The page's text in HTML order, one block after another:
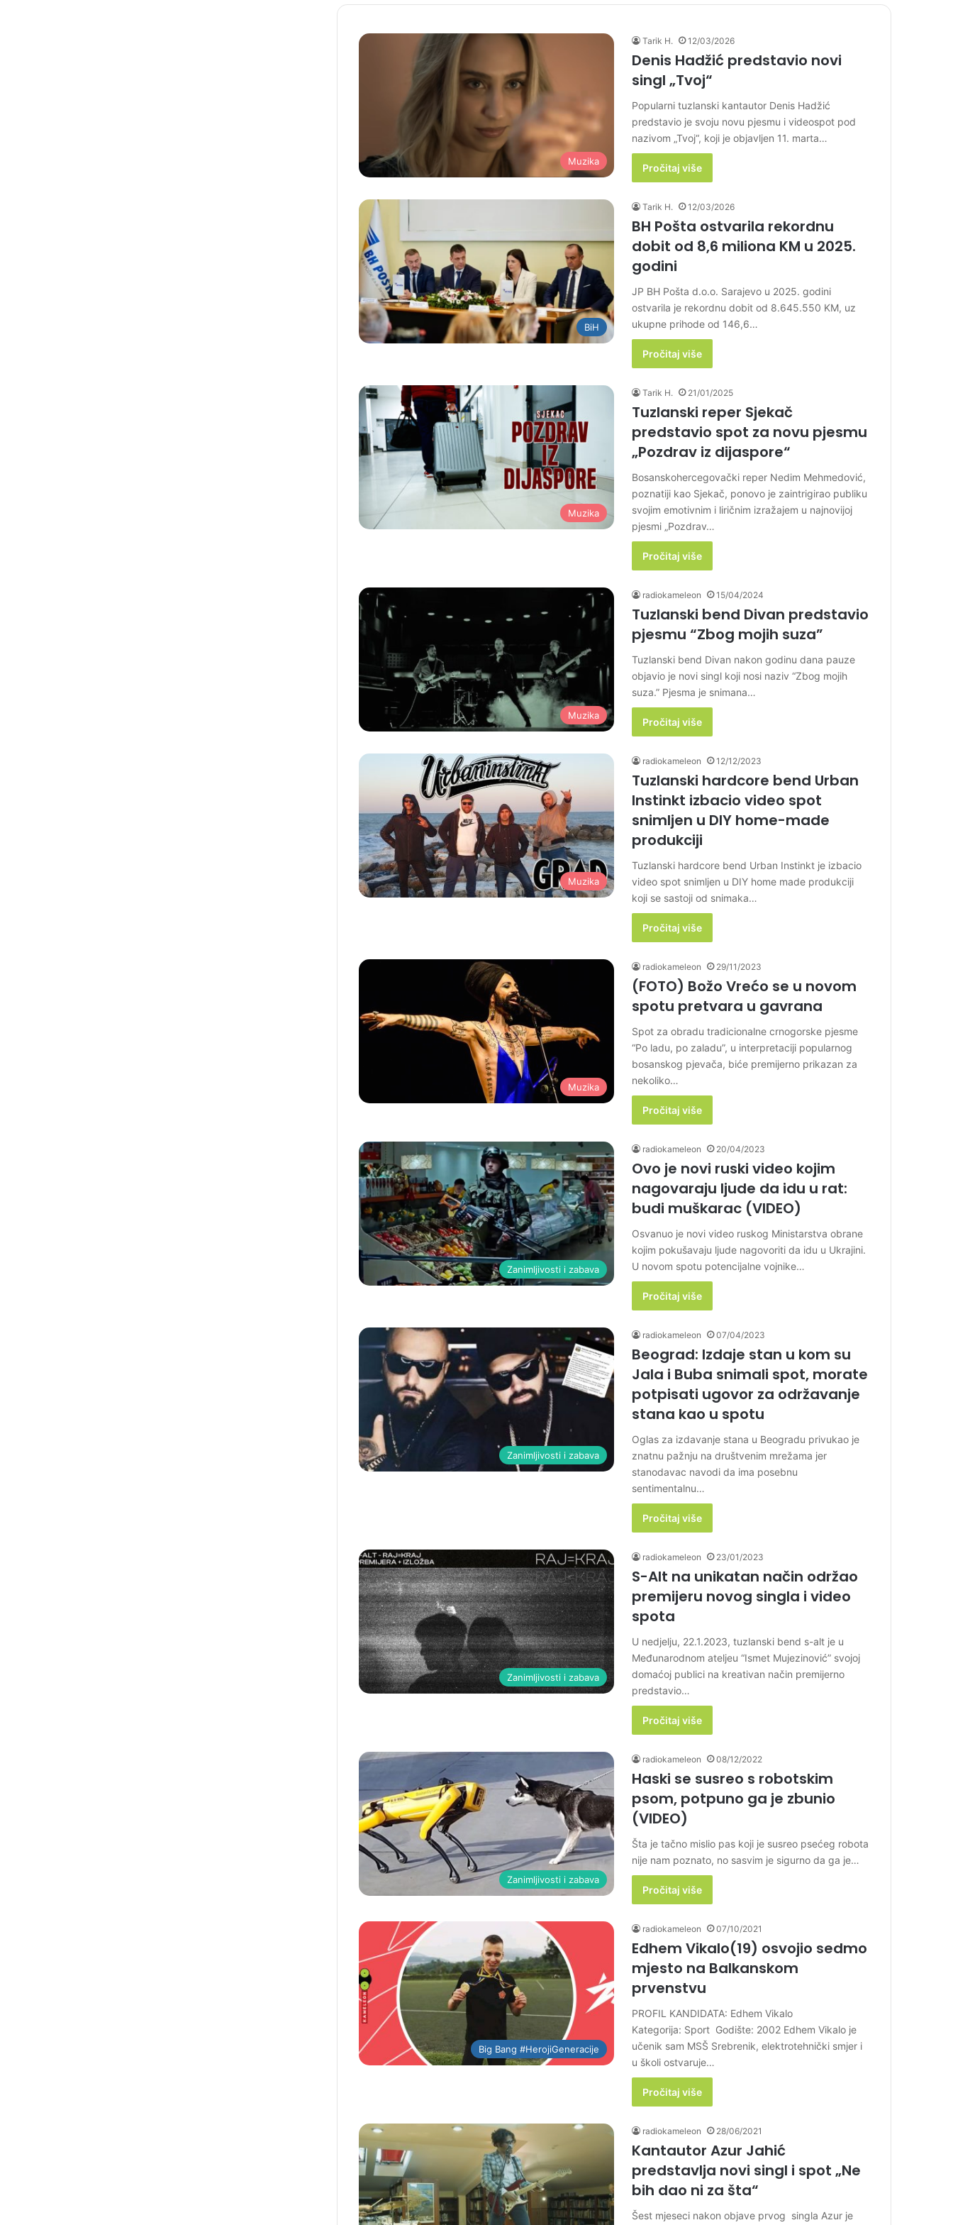
Muzika
Tarik H. 12/03/2026
Denis Hadžić predstavio novi
singl „Tvoj“
Popularni tuzlanski kantautor Denis Hadžić
predstavio je svoju novu pjesmu i videospot pod
nazivom „Tvoj“, koji je objavljen 11. marta…
Pročitaj više
BiH
Tarik H. 12/03/2026
BH Pošta ostvarila rekordnu
dobit od 8,6 miliona KM u 2025.
godini
JP BH Pošta d.o.o. Sarajevo u 2025. godini
ostvarila je rekordnu dobit od 8.645.550 KM, uz
ukupne prihode od 146,6…
Pročitaj više
Muzika
Tarik H. 21/01/2025
Tuzlanski reper Sjekač
predstavio spot za novu pjesmu
„Pozdrav iz dijaspore“
Bosanskohercegovački reper Nedim Mehmedović,
poznatiji kao Sjekač, ponovo je zaintrigirao publiku
svojim emotivnim i liričnim izražajem u najnovijoj
pjesmi „Pozdrav…
Pročitaj više
Muzika
radiokameleon 15/04/2024
Tuzlanski bend Divan predstavio
pjesmu “Zbog mojih suza”
Tuzlanski bend Divan nakon godinu dana pauze
objavio je novi singl koji nosi naziv “Zbog mojih
suza.” Pjesma je snimana…
Pročitaj više
Muzika
radiokameleon 12/12/2023
Tuzlanski hardcore bend Urban
Instinkt izbacio video spot
snimljen u DIY home-made
produkciji
Tuzlanski hardcore bend Urban Instinkt je izbacio
video spot snimljen u DIY home made produkciji
koji se sastoji od snimaka…
Pročitaj više
Muzika
radiokameleon 29/11/2023
(FOTO) Božo Vrećo se u novom
spotu pretvara u gavrana
Spot za obradu tradicionalne crnogorske pjesme
“Po ladu, po zaladu”, u interpretaciji popularnog
bosanskog pjevača, biće premijerno prikazan za
nekoliko…
Pročitaj više
Zanimljivosti i zabava
radiokameleon 20/04/2023
Ovo je novi ruski video kojim
nagovaraju ljude da idu u rat:
budi muškarac (VIDEO)
Osvanuo je novi video ruskog Ministarstva obrane
kojim pokušavaju ljude nagovoriti da idu u Ukrajini.
U novom spotu potencijalne vojnike…
Pročitaj više
Zanimljivosti i zabava
radiokameleon 07/04/2023
Beograd: Izdaje stan u kom su
Jala i Buba snimali spot, morate
potpisati ugovor za održavanje
stana kao u spotu
Oglas za izdavanje stana u Beogradu privukao je
znatnu pažnju na društvenim mrežama jer
stanodavac navodi da ima posebnu
sentimentalnu…
Pročitaj više
Zanimljivosti i zabava
radiokameleon 23/01/2023
S-Alt na unikatan način održao
premijeru novog singla i video
spota
U nedjelju, 22.1.2023, tuzlanski bend s-alt je u
Međunarodnom ateljeu “Ismet Mujezinović” svojoj
domaćoj publici na kreativan način premijerno
predstavio…
Pročitaj više
Zanimljivosti i zabava
radiokameleon 08/12/2022
Haski se susreo s robotskim
psom, potpuno ga je zbunio
(VIDEO)
Šta je tačno mislio pas koji je susreo psećeg robota
nije nam poznato, no sasvim je sigurno da ga je…
Pročitaj više
Big Bang #HerojiGeneracije
radiokameleon 07/10/2021
Edhem Vikalo(19) osvojio sedmo
mjesto na Balkanskom
prvenstvu
PROFIL KANDIDATA: Edhem Vikalo
Kategorija: Sport Godište: 2002 Edhem Vikalo je
učenik sam MSŠ Srebrenik, elektrotehnički smjer i
u školi ostvaruje…
Pročitaj više
radiokameleon 28/06/2021
Kantautor Azur Jahić
predstavlja novi singl i spot „Ne
bih dao ni za šta“
Šest mjeseci nakon objave prvog singla Azur je